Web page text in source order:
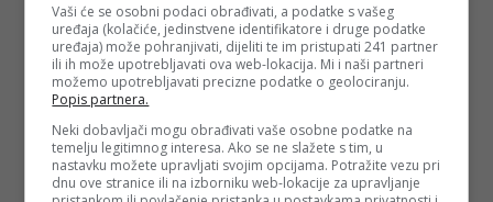
Onda se desilo čudo sa pobjedničkom pjesmom
Portugalije 2017. 'Amar pelos dois' ('Naša ljubav') koja
nije bila ni nalik muzičkoj filozofiji Eurosonga do tada
Ko ovo nije konstatovao, nije svoj: sve je te lisabonske noći
zasvjetlucalo i zamirisalo na zlatno doba i vječitu mladost
Festivala San Remo, kome Eurosong inače duguje inicijalne
Vaši će se osobni podaci obrađivati, a podatke s vašeg
uređaja (kolačiće, jedinstvene identifikatore i druge podatke
uređaja) može pohranjivati, dijeliti te im pristupati 241 partner
ili ih može upotrebljavati ova web-lokacija. Mi i naši partneri
možemo upotrebljavati precizne podatke o geolociranju.
Popis partnera.
Neki dobavljači mogu obrađivati vaše osobne podatke na
temelju legitimnog interesa. Ako se ne slažete s tim, u
nastavku možete upravljati svojim opcijama. Potražite vezu pri
dnu ove stranice ili na izborniku web-lokacije za upravljanje